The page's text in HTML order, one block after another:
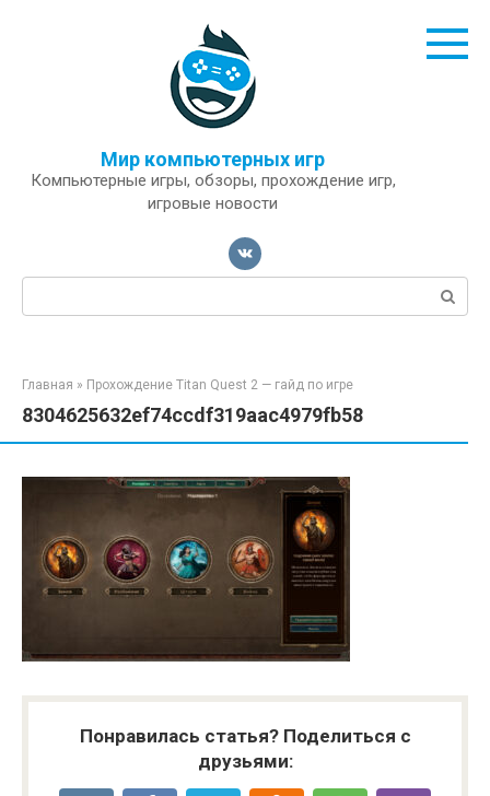
Мир компьютерных игр
Компьютерные игры, обзоры, прохождение игр,
игровые новости
Поиск:
Главная » Прохождение Titan Quest 2 — гайд по игре
8304625632ef74ccdf319aac4979fb58
Понравилась статья? Поделиться с
друзьями: